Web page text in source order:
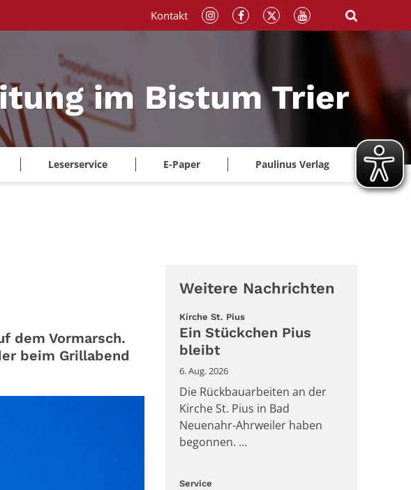
im Bistum Trier
Leserservice E-Paper Paulinus Verlag
Kontakt
dem Vormarsch.
beim Grillabend
Weitere Nachrichten
Kirche St. Pius:
Ein Stückchen Pius
bleibt
6. Aug. 2026
Die Rückbauarbeiten an der
Kirche St. Pius in Bad
Neuenahr-Ahrweiler haben
begonnen. ...
Service